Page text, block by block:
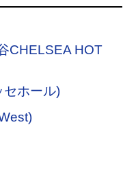
CHELSEA HOT
セホール)